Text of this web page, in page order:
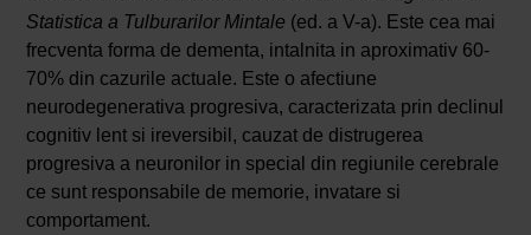
Statistica a Tulburarilor Mintale (ed. a V-a). Este cea mai
frecventa forma de dementa, intalnita in aproximativ 60-
70% din cazurile actuale. Este o afectiune
neurodegenerativa progresiva, caracterizata prin declinul
cognitiv lent si ireversibil, cauzat de distrugerea
progresiva a neuronilor in special din regiunile cerebrale
ce sunt responsabile de memorie, invatare si
comportament.